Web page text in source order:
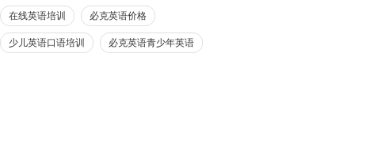
在线英语培训 必克英语价格
少儿英语口语培训 必克英语青少年英语